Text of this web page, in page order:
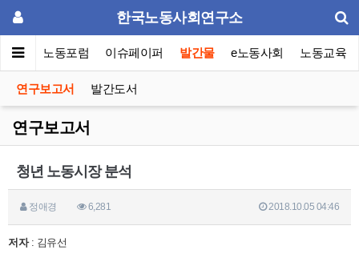
한국노동사회연구소
개 노동포럼 이슈페이퍼 발간물 e노동사회 노동교육
연구보고서 발간도서
연구보고서
청년 노동시장 분석
정애경 6,281 2018.10.05 04:46
저자: 김유선